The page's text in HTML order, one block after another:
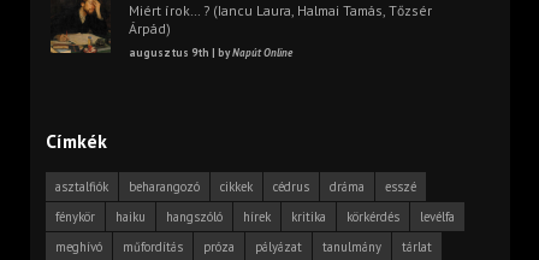
Miért írok… ? (Iancu Laura, Halmai Tamás, Tőzsér
Árpád)
augusztus 9th | byNapút Online
Címkék
asztalfiók beharangozó cikkek cédrus dráma
esszé
fénykör
haiku hangszóló hírek kritika körkérdés
levélfa
meghívó
műfordítás próza pályázat tanulmány
tárlat